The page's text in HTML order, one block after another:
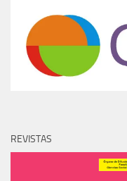
REVISTAS